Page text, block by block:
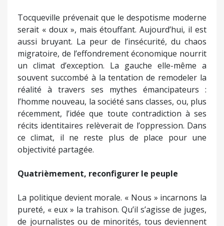
Tocqueville prévenait que le despotisme moderne
serait « doux », mais étouffant. Aujourd’hui, il est
aussi bruyant. La peur de l’insécurité, du chaos
migratoire, de l’effondrement économique nourrit
un climat d’exception. La gauche elle-même a
souvent succombé à la tentation de remodeler la
réalité à travers ses mythes émancipateurs :
l’homme nouveau, la société sans classes, ou, plus
récemment, l’idée que toute contradiction à ses
récits identitaires relèverait de l’oppression. Dans
ce climat, il ne reste plus de place pour une
objectivité partagée.
Quatrièmement, reconfigurer le peuple
La politique devient morale. « Nous » incarnons la
pureté, « eux » la trahison. Qu’il s’agisse de juges,
de journalistes ou de minorités, tous deviennent